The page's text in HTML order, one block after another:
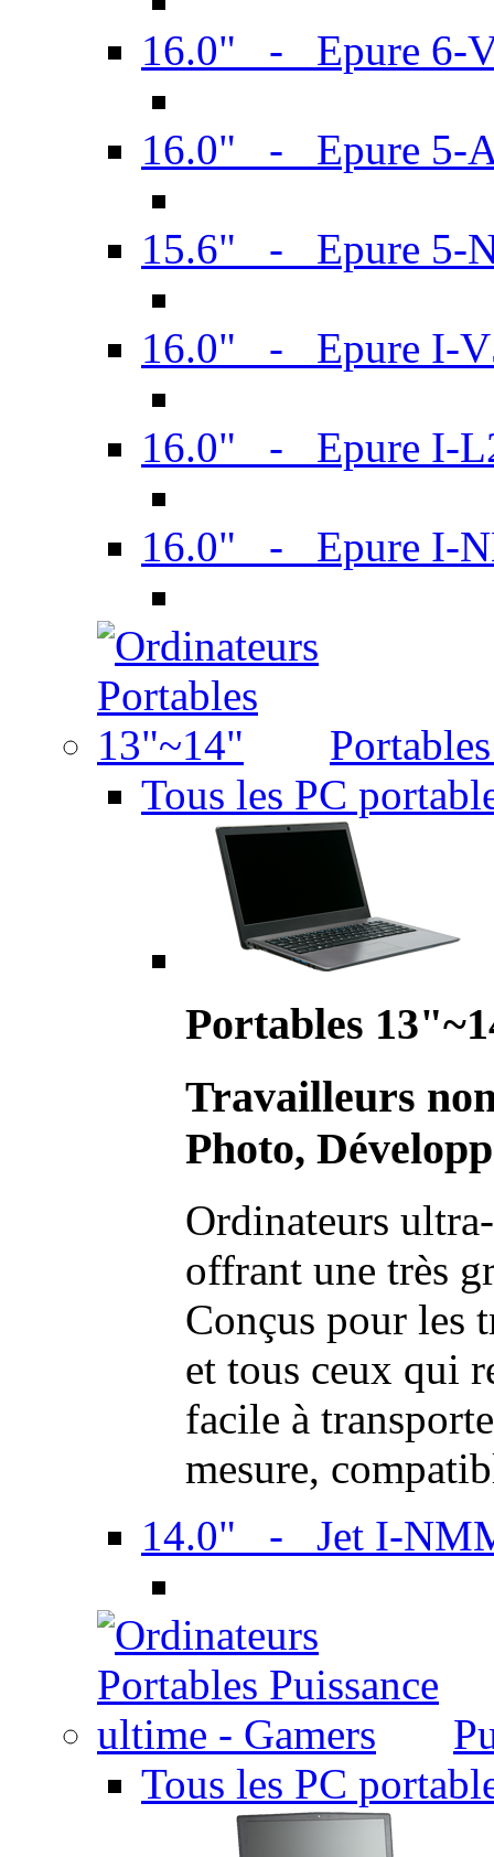
16.0" - Epure 6-
16.0" - Epure 5-
15.6" - Epure 5-
16.0" - Epure I-
16.0" - Epure I-
16.0" - Epure I-
Tous les PC
Portables
Travailleurs
Photo,
Ordinateurs
offrant une très
Conçus pour les
et tous ceux qui
facile à
mesure,
14.0" - Jet I-
Tous les PC